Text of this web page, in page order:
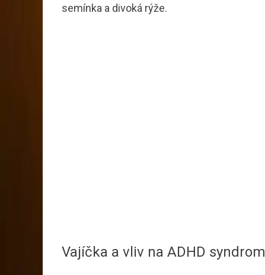
semínka a divoká rýže.
Vajíčka a vliv na ADHD syndrom